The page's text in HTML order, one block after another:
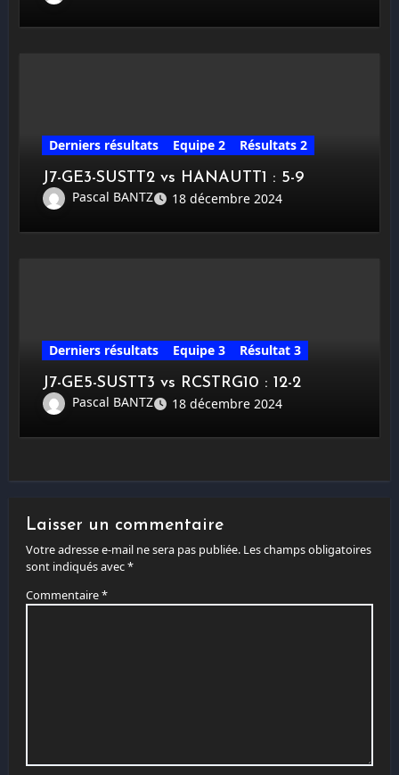
Derniers résultats Equipe 2
Résultats 2
J7-GE3-SUSTT2 vs HANAUTT1 : 5-9
Pascal BANTZ
18 décembre 2024
Derniers résultats Equipe 3
Résultat 3
J7-GE5-SUSTT3 vs RCSTRG10 : 12-2
Pascal BANTZ
18 décembre 2024
Laisser un commentaire
Votre adresse e-mail ne sera pas publiée. Les champs obligatoires
sont indiqués avec*
Commentaire*